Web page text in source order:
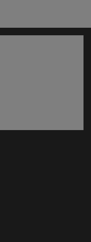
nueva ventana)
ventana)